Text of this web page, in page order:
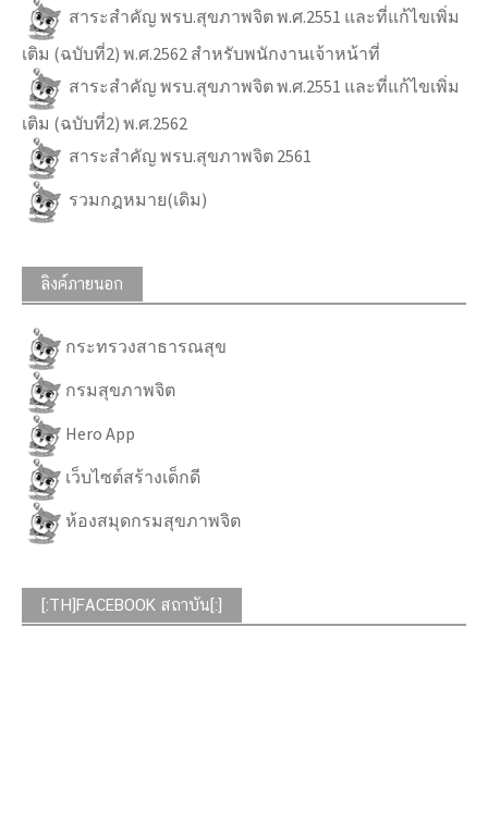
สาระสำคัญ พรบ.สุขภาพจิต พ.ศ.2551 และที่แก้ไขเพิ่ม
เติม (ฉบับที่2) พ.ศ.2562 สำหรับพนักงานเจ้าหน้าที่
สาระสำคัญ พรบ.สุขภาพจิต พ.ศ.2551 และที่แก้ไขเพิ่ม
เติม (ฉบับที่2) พ.ศ.2562
สาระสำคัญ พรบ.สุขภาพจิต 2561
รวมกฎหมาย(เดิม)
ลิงค์ภายนอก
กระทรวงสาธารณสุข
กรมสุขภาพจิต
Hero App
เว็บไซต์สร้างเด็กดี
ห้องสมุดกรมสุขภาพจิต
[:TH]FACEBOOK สถาบัน[:]